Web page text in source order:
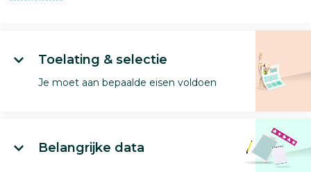
Toelating & selectie
Je moet aan bepaalde eisen voldoen
Belangrijke data